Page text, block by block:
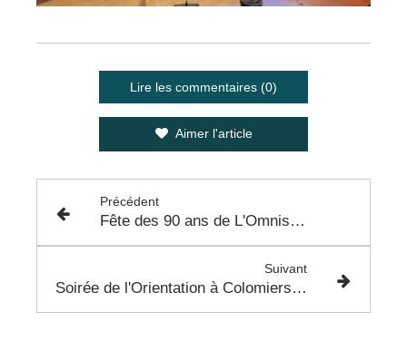
Lire les commentaires (0)
Aimer l'article
Précédent
Fête des 90 ans de L'Omnisport de Colomiers - 3 Février 2023
Suivant
Soirée de l'Orientation à Colomiers - 16 Février 2023